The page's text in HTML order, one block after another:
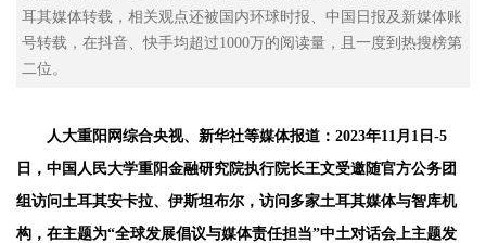
耳其媒体转载，相关观点还被国内环球时报、中国日报及新媒体账
号转载，在抖音、快手均超过1000万的阅读量，且一度到热搜榜第
二位。
人大重阳网综合央视、新华社等媒体报道：2023年11月1日-5
日，中国人民大学重阳金融研究院执行院长王文受邀随官方公务团
组访问土耳其安卡拉、伊斯坦布尔，访问多家土耳其媒体与智库机
构，在主题为“全球发展倡议与媒体责任担当”中土对话会上主题发